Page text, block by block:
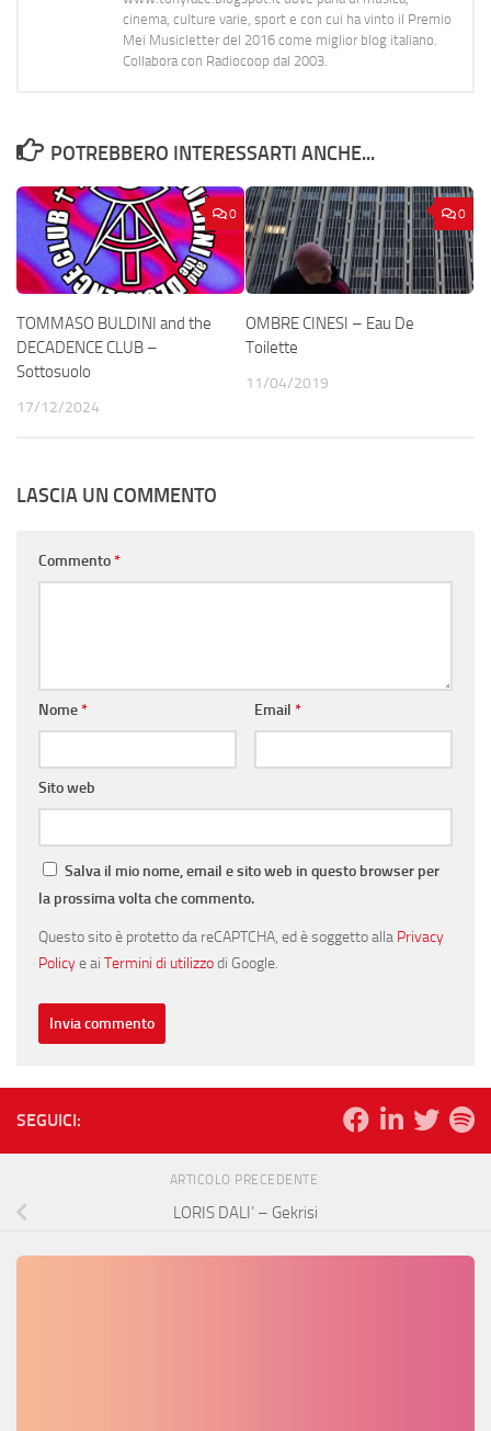
cinema, culture varie, sport e con cui ha vinto il Premio
Mei Musicletter del 2016 come miglior blog italiano.
Collabora con Radiocoop dal 2003.
POTREBBERO INTERESSARTI ANCHE...
0
TOMMASO BULDINI and the
DECADENCE CLUB –
Sottosuolo
17/12/2024
0
OMBRE CINESI – Eau De
Toilette
11/04/2019
LASCIA UN COMMENTO
Commento*
Nome* Email *
Sito web
Salva il mio nome, email e sito web in questo browser per
la prossima volta che commento.
Questo sito è protetto da reCAPTCHA, ed è soggetto alla Privacy
Policye ai Termini di utilizzodi Google.
SEGUICI:
ARTICOLO PRECEDENTE
LORIS DALI’ – Gekrisi